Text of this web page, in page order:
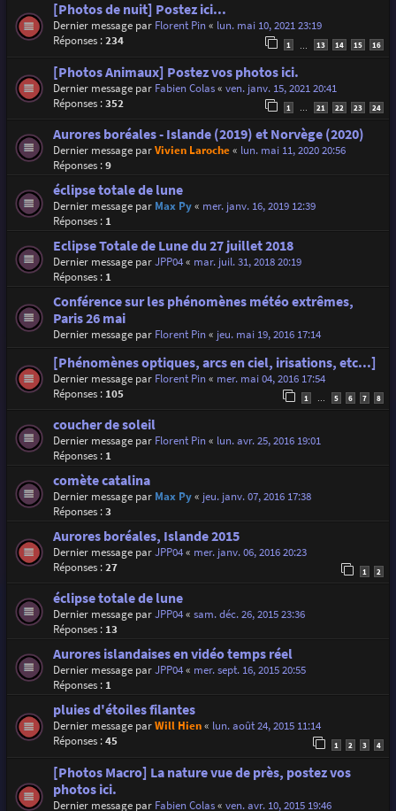
[Photos de nuit] Postez ici...
Dernier message par Florent Pin« lun. mai 10, 2021 23:19
Réponses :234 1 13 14 15 16
[Photos Animaux] Postez vos photos ici.
Dernier message par Fabien Colas« ven. janv. 15, 2021 20:41
Réponses :352 1 21 22 23 24
Aurores boréales - Islande (2019) et Norvège (2020)
Dernier message parVivien Laroche« lun. mai 11, 2020 20:56
Réponses :9
éclipse totale de lune
Dernier message par Max Py« mer. janv. 16, 2019 12:39
Réponses : 1
Eclipse Totale de Lune du 27 juillet 2018
Dernier message parJPP04« mar. juil. 31, 2018 20:19
Réponses : 1
Conférence sur les phénomènes météo extrêmes,
Paris 26 mai
Dernier message par Florent Pin« jeu. mai 19, 2016 17:14
[Phénomènes optiques, arcs en ciel, irisations, etc...]
Dernier message par Florent Pin« mer. mai 04, 2016 17:54
Réponses : 105 1 5 6 7 8
coucher de soleil
Dernier message par Florent Pin« lun. avr. 25, 2016 19:01
Réponses : 1
comète catalina
Dernier message par Max Py« jeu. janv. 07, 2016 17:38
Réponses :3
Aurores boréales, Islande 2015
Dernier message parJPP04« mer. janv. 06, 2016 20:23
Réponses :27 1 2
éclipse totale de lune
Dernier message parJPP04« sam. déc. 26, 2015 23:36
Réponses : 13
Aurores islandaises en vidéo temps réel
Dernier message parJPP04« mer. sept. 16, 2015 20:55
Réponses : 1
pluies d'étoiles filantes
Dernier message parWill Hien« lun. août 24, 2015 11:14
Réponses :45 1 2 3 4
[Photos Macro] La nature vue de près, postez vos
photos ici.
Dernier message par Fabien Colas« ven. avr. 10, 2015 19:46